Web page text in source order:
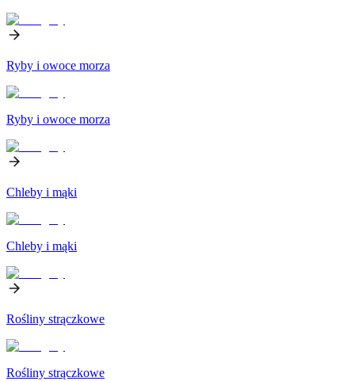
Ryby i owoce morza
Ryby i owoce morza
Chleby i mąki
Chleby i mąki
Rośliny strączkowe
Rośliny strączkowe